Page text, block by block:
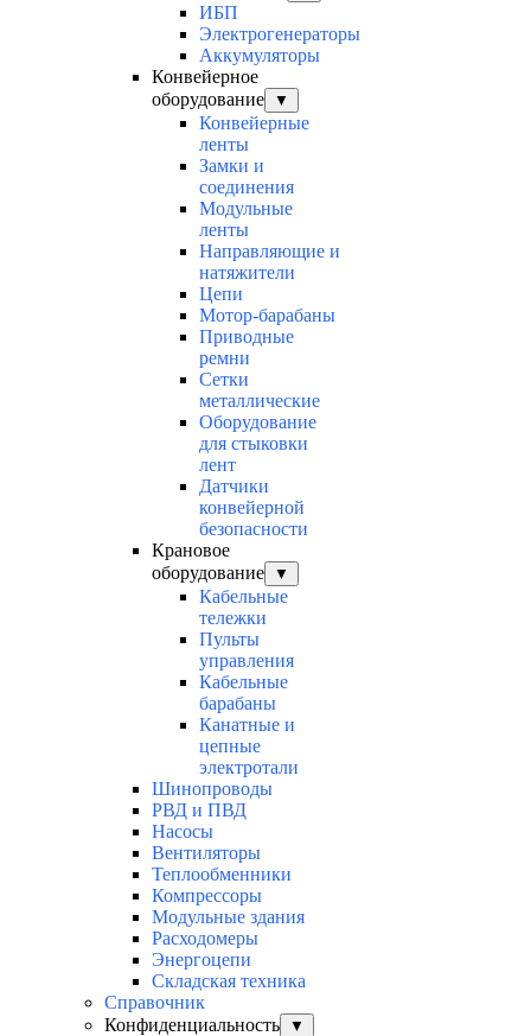
ИБП
Электрогенераторы
Аккумуляторы
Конвейерное
оборудование
▼
Конвейерные
ленты
Замки и
соединения
Модульные
ленты
Направляющие и
натяжители
Цепи
Мотор-барабаны
Приводные
ремни
Сетки
металлические
Оборудование
для стыковки
лент
Датчики
конвейерной
безопасности
Крановое
оборудование
▼
Кабельные
тележки
Пульты
управления
Кабельные
барабаны
Канатные и
цепные
электротали
Шинопроводы
РВД и ПВД
Насосы
Вентиляторы
Теплообменники
Компрессоры
Модульные здания
Расходомеры
Энергоцепи
Складская техника
Справочник
Конфиденциальность
▼